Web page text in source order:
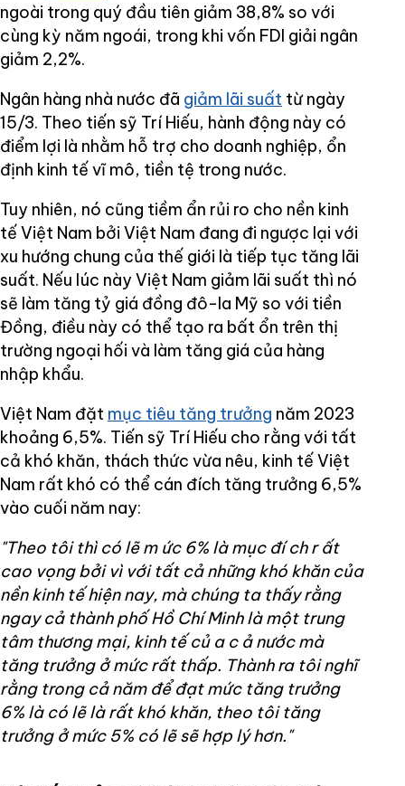
ngoài trong quý đầu tiên giảm 38,8% so với
cùng kỳ năm ngoái, trong khi vốn FDI giải ngân
giảm 2,2%.
Ngân hàng nhà nước đã giảm lãi suất từ ngày
15/3. Theo tiến sỹ Trí Hiếu, hành động này có
điểm lợi là nhằm hỗ trợ cho doanh nghiệp, ổn
định kinh tế vĩ mô, tiền tệ trong nước.
Tuy nhiên, nó cũng tiềm ẩn rủi ro cho nền kinh
tế Việt Nam bởi Việt Nam đang đi ngược lại với
xu hướng chung của thế giới là tiếp tục tăng lãi
suất. Nếu lúc này Việt Nam giảm lãi suất thì nó
sẽ làm tăng tỷ giá đồng đô-la Mỹ so với tiền
Đồng, điều này có thể tạo ra bất ổn trên thị
trường ngoại hối và làm tăng giá của hàng
nhập khẩu.
Việt Nam đặt mục tiêu tăng trưởng năm 2023
khoảng 6,5%. Tiến sỹ Trí Hiếu cho rằng với tất
cả khó khăn, thách thức vừa nêu, kinh tế Việt
Nam rất khó có thể cán đích tăng trưởng 6,5%
vào cuối năm nay:
"Theo tôi thì có lẽ m ức 6% là mục đí ch r ất
cao vọng bởi vì với tất cả những khó khăn của
nền kinh tế hiện nay, mà chúng ta thấy rằng
ngay cả thành phố Hồ Chí Minh là một trung
tâm thương mại, kinh tế củ a c ả nước mà
tăng trưởng ở mức rất thấp. Thành ra tôi nghĩ
rằng trong cả năm để đạt mức tăng trưởng
6% là có lẽ là rất khó khăn, theo tôi tăng
trưởng ở mức 5% có lẽ sẽ hợp lý hơn."